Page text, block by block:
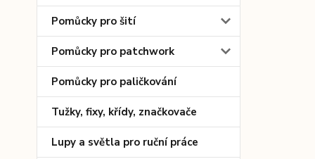
Pomůcky pro šití
Pomůcky pro patchwork
Pomůcky pro paličkování
Tužky, fixy, křídy, značkovače
Lupy a světla pro ruční práce